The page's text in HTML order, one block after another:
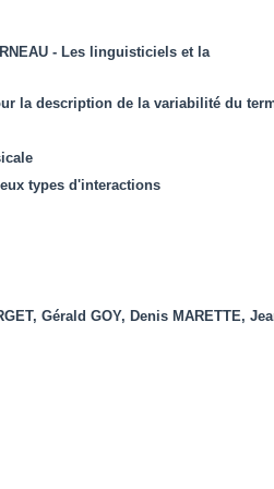
- Les linguisticiels et la
la description de la variabilité du
types d'interactions
Gérald GOY, Denis MARETTE,